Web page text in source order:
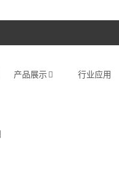
产品展示 行业应用